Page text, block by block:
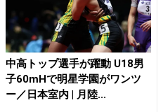
中高トップ選手が躍動 U18男
子60mHで明星学園がワンツ
ー／日本室内 | 月陸...